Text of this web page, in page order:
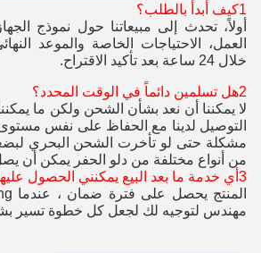
1كيف أبدأ بالطلب؟
أولاً، تحدث إلى مبيعاتنا حول نموذج
العمل، الاحتياجات الخاصة والموعد
خلال 24 ساعة بعد تأكيد الاقتراح.
2هل تسلمين دائماً في الوقت المحدد؟
لا يمكننا أن نعد بشأن الشحن ولكن ما
التوصيل لدينا مع الحفاظ على نفس
مشكلة حتى لو تأخرت الشحن البحري لبضعة
من أنواع مختلفة من دلو الحفر يمكن أن يصل إلى 600
3أي خدمة ما بعد البيع يمكنني الحصول عليها؟
مهندس لتوجيه لك لجعل كل خطوة تسير